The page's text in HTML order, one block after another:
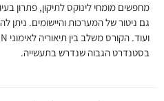
מחפשים מומחי לינוקס לתיקון, פתרון
בסטנדרט הגבוה שנדרש בתעשייה.